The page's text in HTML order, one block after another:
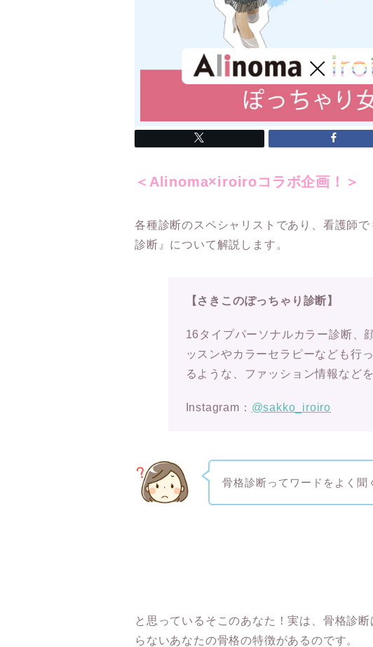
＜Alinoma×iroiroコラボ企画！＞
各種診断のスペシャリストであり、看護師
診断』について解説します。
【さきこのぽっちゃり診断】
16タイプパーソナルカラー診断、
ッスンやカラーセラピーなども行
るような、ファッション情報など
Instagram： @sakko_iroiro
骨格診断ってワードをよく聞
と思っているそこのあなた！実は、骨格診断
らないあなたの骨格の特徴があるのです。